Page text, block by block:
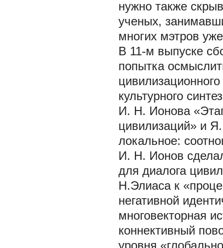
нужно также
ученых,
многих мэтров
В 11-м выпуске
попытка
культурного
И. Н. Ионова
цивилизаций» и
локальное:
И. Н. Ионов
для диалога
Н.Элиаса к
негативной
многовекторная
коннективный
уровня